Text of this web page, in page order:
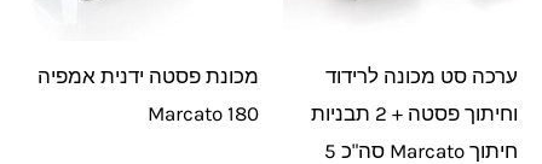
ערכה סט מכונה לרידוד
וחיתוך פסטה + 2 תבניות
חיתוך Marcato סה"כ 5
מכונת פסטה ידנית אמפיה
180 Marcato